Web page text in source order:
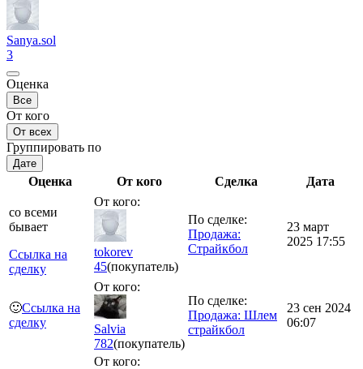
Sanya.sol
3
Оценка
Все
От кого
От всех
Группировать по
Дате
Оценка От кого Сделка Дата
со всеми
бывает
Ссылка на
сделку
От кого:
tokorev
45(покупатель)
По сделке:
Продажа:
Страйкбол
23 март
2025 17:55
🙂Ссылка на
сделку
От кого:
Salvia
782(покупатель)
По сделке:
Продажа: Шлем
страйкбол
23 сен 2024
06:07
От кого: